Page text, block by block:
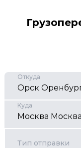
Откуда
Куда
Тип отправки